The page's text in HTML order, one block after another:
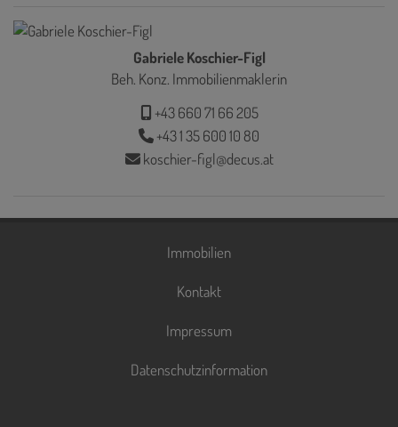
Gabriele Koschier-Figl
Beh. Konz. Immobilienmaklerin
+43 660 71 66 205
+43 1 35 600 10 80
koschier-figl@decus.at
Immobilien
Kontakt
Impressum
Datenschutzinformation